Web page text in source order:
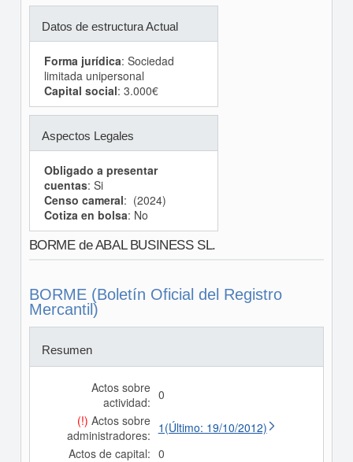
Datos de estructura Actual
Forma jurídica: Sociedad
limitada unipersonal
Capital social: 3.000€
Aspectos Legales
Obligado a presentar
cuentas: Si
Censo cameral: (2024)
Cotiza en bolsa: No
BORME de ABAL BUSINESS SL.
BORME (Boletín Oficial del Registro
Mercantil)
Resumen
Actos sobre
actividad: 0
(!) Actos sobre
administradores: 1(Último: 19/10/2012)
Actos de capital: 0